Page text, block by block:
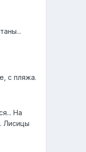
с пляжа.
На
Лисицы